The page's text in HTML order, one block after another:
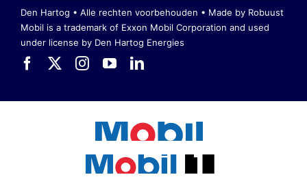
Den Hartog • Alle rechten voorbehouden • Made by Robuust
Mobil is a trademark of Exxon Mobil Corporation and used
under license by Den Hartog Energies